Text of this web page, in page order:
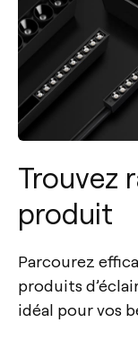
Trouvez
produit
Parcourez
produits
idéal pour vos